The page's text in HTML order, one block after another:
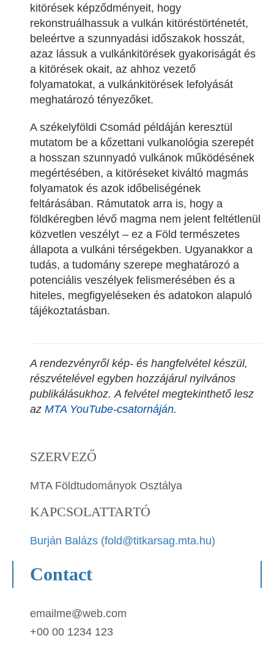
kitörések képződményeit, hogy
rekonstruálhassuk a vulkán kitöréstörténetét,
beleértve a szunnyadási időszakok hosszát,
azaz lássuk a vulkánkitörések gyakoriságát és
a kitörések okait, az ahhoz vezető
folyamatokat, a vulkánkitörések lefolyását
meghatározó tényezőket.
A székelyföldi Csomád példáján keresztül
mutatom be a kőzettani vulkanológia szerepét
a hosszan szunnyadó vulkánok működésének
megértésében, a kitöréseket kiváltó magmás
folyamatok és azok időbeliségének
feltárásában. Rámutatok arra is, hogy a
földkéregben lévő magma nem jelent feltétlenül
közvetlen veszélyt – ez a Föld természetes
állapota a vulkáni térségekben. Ugyanakkor a
tudás, a tudomány szerepe meghatározó a
potenciális veszélyek felismerésében és a
hiteles, megfigyeléseken és adatokon alapuló
tájékoztatásban.
A rendezvényről kép- és hangfelvétel készül,
részvételével egyben hozzájárul nyilvános
publikálásukhoz. A felvétel megtekinthető lesz
az MTA YouTube-csatornáján.
SZERVEZŐ
MTA Földtudományok Osztálya
KAPCSOLATTARTÓ
Burján Balázs (fold@titkarsag.mta.hu)
Contact
emailme@web.com
+00 00 1234 123